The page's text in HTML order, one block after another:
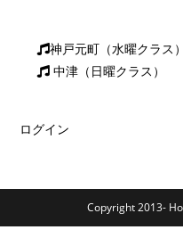
神戸元町（水曜クラス）
中津（日曜クラス）
ログイン
Copyright 2013-